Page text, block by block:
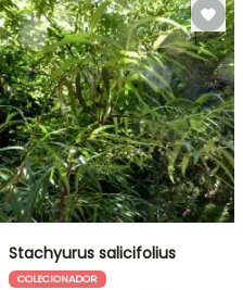
Stachyurus salicifolius
COLECIONADOR